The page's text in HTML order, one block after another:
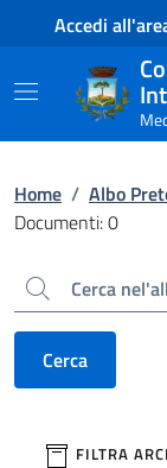
Contenuto principale
Piede di pagina
Accedi
Home / Albo
Documenti: 0
Cerca
Cerca
filtri da
FILTRA